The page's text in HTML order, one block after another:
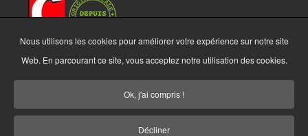
Nous utilisons les cookies pour améliorer votre expérience sur notre site
Web. En parcourant ce site, vous acceptez notre utilisation des cookies.
Ok, j'ai compris !
Décliner